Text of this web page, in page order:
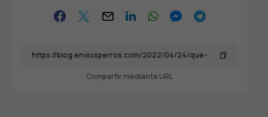
Compartir mediante URL